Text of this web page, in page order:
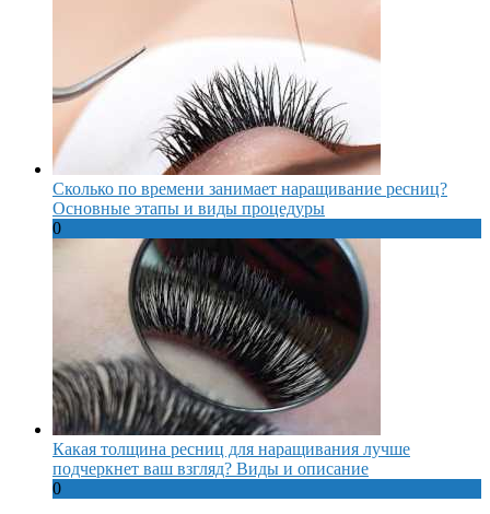
Сколько по времени занимает наращивание ресниц?
Основные этапы и виды процедуры
0
Какая толщина ресниц для наращивания лучше
подчеркнет ваш взгляд? Виды и описание
0